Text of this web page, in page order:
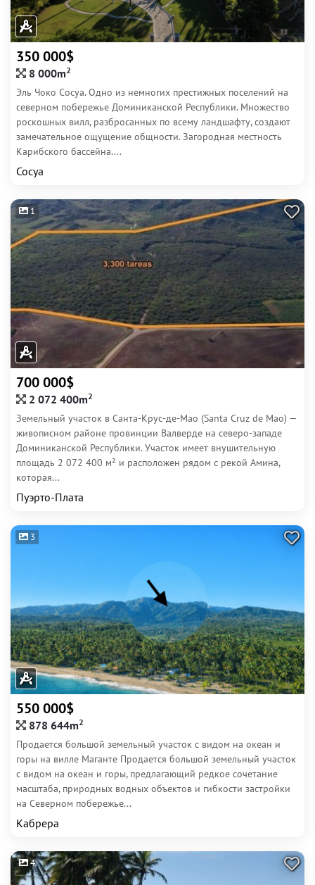
350 000$
8 000m2
Эль Чоко Сосуа. Одно из немногих престижных поселений на
северном побережье Доминиканской Республики. Множество
роскошных вилл, разбросанных по всему ландшафту, создают
замечательное ощущение общности. Загородная местность
Карибского бассейна....
Сосуа
1
700 000$
2 072 400m2
Земельный участок в Санта-Крус-де-Мао (Santa Cruz de Mao) —
живописном районе провинции Валверде на северо-западе
Доминиканской Республики. Участок имеет внушительную
площадь 2 072 400 м² и расположен рядом с рекой Амина,
которая...
Пуэрто-Плата
3
550 000$
878 644m2
Продается большой земельный участок с видом на океан и
горы на вилле Маганте Продается большой земельный участок
с видом на океан и горы, предлагающий редкое сочетание
масштаба, природных водных объектов и гибкости застройки
на Северном побережье...
Кабрера
4